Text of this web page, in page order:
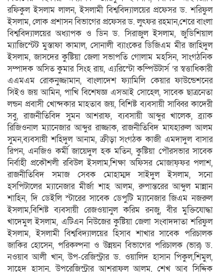
রফিকুল ইসলাম লালন, ইসলামী বিশ্ববিদ্যালয়ের প্রফেসর ড. শরিফুল
ইসলাম, লোক প্রশাসন বিভাগের প্রফেসর ড. লুৎফর রহমান,শেরে বাংলা
বিশ্ববিদ্যালয়ের অধ্যাপক ও ডিন ড. সিরাজুল ইসলাম, জুডিশিয়াল
ম্যাজিস্টেট মুস্তাফা কামাল, সোনালী ব্যাংকের ডিজিএম মীর জাহিদুল
ইসলাম, জাসদের কুষ্টিয়া জেলা সভাপতি গোলাম মহসিন, সাংগঠনিক
সম্পাদক অসিত কুমার সিংহ রায়, এ্যরিস্টো কম্পিউটার্স ’র স্বত্তাধিকারী
এএমএম রোকনুজ্জামান, বাংলাদেশ ফ্যামিলি কেয়ার ফাউন্ডেশনের
সিইও জয় আমিন, পাখি বিশেষজ্ঞ এসআই সোহেল, সাবেক ছাত্রনেতা
লন্ডন প্রবাসী খোন্দকার মাহতাব জয়, বিশিষ্ট ব্যবসায়ী সাব্বির কাদেরী
সবু, রাজনীতিবিদ সুমন আশরাফ, ব্যবসায়ী আব্দুর খালেক, ব্র্যাক
রিজিওনাল ম্যানেজার আব্দুর রাজ্জাক, রাজনীতিবিদ মাযহারুল আলম
সুমন,ব্যবসায়ী শহিদুল আনাম, ক্রীড়া সংগঠক কাজী এমদাদুল বাসার
রিপন, এনজিও কর্মী জায়েদুল হক মতিন, কুষ্টিয়া পৌরসভার সাবেক
নির্বাহী প্রকৌশলী রবিউল ইসলাম,শিক্ষা অফিসর মোজাফ্ফর পলাশ,
রাজনীতিবিদ সমাজ সেবক মোহাম্মদ সাইদুল ইসলাম, সনো
হসপিটালের ম্যানেজার মীর্জা শাহ আলম, রুপান্তরের আব্দুল মান্নান
শাহিন, দি ডেইলি স্টারের সাবেক ডেপুটি ম্যানেজার জিএম নজরুল
ইসলাম,বিশিষ্ট ব্যবসায়ী রেজওয়ানুল করিম রনজু, বীর মুক্তিযোদ্ধা
খাদেমুল ইসলাম, এটিএন নিউজের কুষ্টিয়া জেলা সংবাদদাতা শরিফুল
ইসলাম, ইসলামী বিশ্ববিদ্যালয়ের হিসাব শাখার সাবেক পরিচালক
জাকির হোসেন, পরিকল্পনা ও উন্নয়ন বিভাগের পরিচালক (ভার) ড.
নওয়াব আলী খান, উপ-রেজিস্ট্রার ড. ওয়ালিদ হাসান পিকুল,শিমুল,
সাহেদ হাসান, উপরেজিস্ট্রার আশরাফুল আলম, শেখ আবু সিদ্দিক